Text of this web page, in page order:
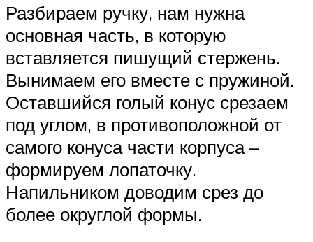
Разбираем ручку, нам нужна
основная часть, в которую
вставляется пишущий стержень.
Вынимаем его вместе с пружиной.
Оставшийся голый конус срезаем
под углом, в противоположной от
самого конуса части корпуса –
формируем лопаточку.
Напильником доводим срез до
более округлой формы.